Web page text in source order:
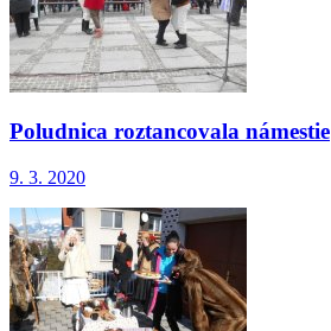
Poludnica roztancovala námestie
9. 3. 2020